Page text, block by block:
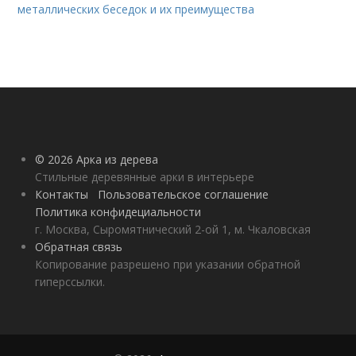
металлических беседок и их преимущества
© 2026 Арка из дерева
Стильные деревянные арки в интерьере
Контакты
Пользовательское соглашение
Политика конфидециальности
г. Москва, Сыромятнический 2-ой 1, м. Чкаловская
Обратная связь
Копирование разрешено при указании обратной
гиперссылки.